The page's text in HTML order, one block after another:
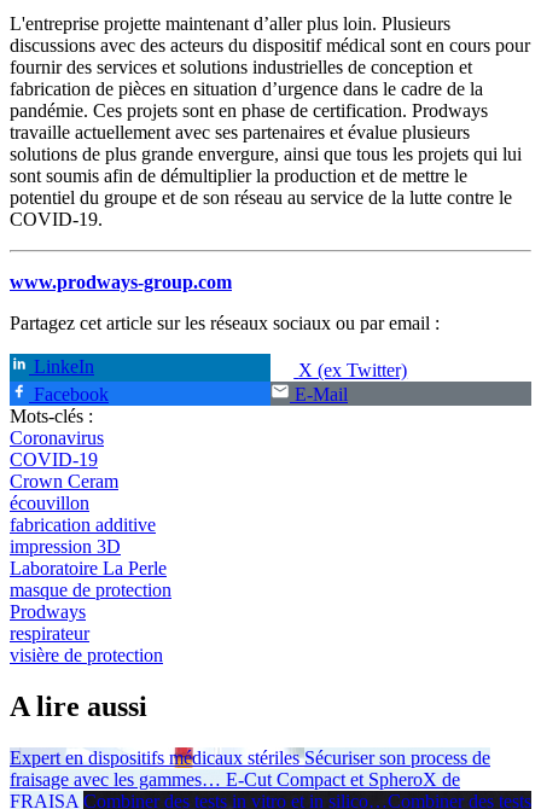
L'entreprise projette maintenant d’aller plus loin. Plusieurs
discussions avec des acteurs du dispositif médical sont en cours pour
fournir des services et solutions industrielles de conception et
fabrication de pièces en situation d’urgence dans le cadre de la
pandémie. Ces projets sont en phase de certification. Prodways
travaille actuellement avec ses partenaires et évalue plusieurs
solutions de plus grande envergure, ainsi que tous les projets qui lui
sont soumis afin de démultiplier la production et de mettre le
potentiel du groupe et de son réseau au service de la lutte contre le
COVID-19.
www.prodways-group.com
Partagez cet article sur les réseaux sociaux ou par email :
LinkeIn
X (ex Twitter)
Facebook
E-Mail
Mots-clés :
Coronavirus
COVID-19
Crown Ceram
écouvillon
fabrication additive
impression 3D
Laboratoire La Perle
masque de protection
Prodways
respirateur
visière de protection
A lire aussi
Expert en dispositifs médicaux stériles Sécuriser son process de
fraisage avec les gammes… E-Cut Compact et SpheroX de
FRAISA Combiner des tests in vitro et in silico…Combiner des tests